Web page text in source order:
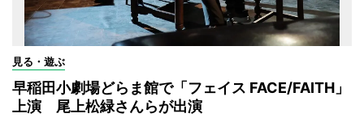
見る・遊ぶ
早稲田小劇場どらま館で「フェイス FACE/FAITH」
上演 尾上松緑さんらが出演